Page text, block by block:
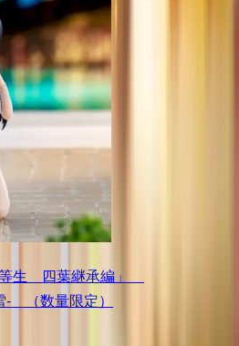
等生 四葉継承編」
（数量限定）